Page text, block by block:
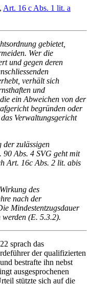
, Art. 16 c Abs. 1 lit. a
gebietet,
Wer die
und gegen deren
verhält sich
und
ein Abweichen von der
begründen oder
Verwaltungsgericht
der zulässigen
90 Abs. 4 SVG geht mit
Art. 16c Abs. 2 lit. abis
des
nach der
Mindestentzugsdauer
(E. 5.3.2).
sprach das
der qualifizierten
bestrafte ihn nebst
ausgesprochenen
stützte sich auf die